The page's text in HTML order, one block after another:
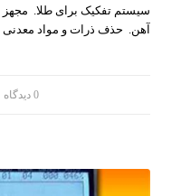
سیستم تفکیک برای طلا. مجهز
آهن. حذف ذرات و مواد
0 دیدگاه